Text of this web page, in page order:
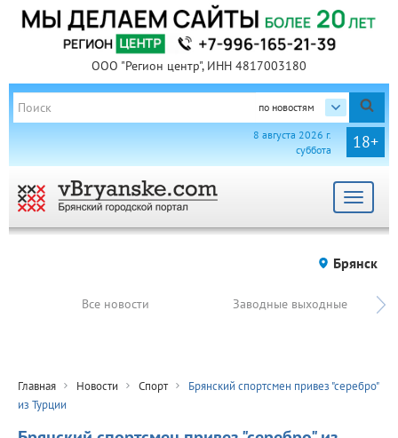
ООО "Регион центр", ИНН 4817003180
по новостям
18+
8 августа 2026 г.
суббота
Toggle
Брянск
Все новости Заводные выходные
Главная Новости Спорт
Брянский спортсмен привез "серебро"
из Турции